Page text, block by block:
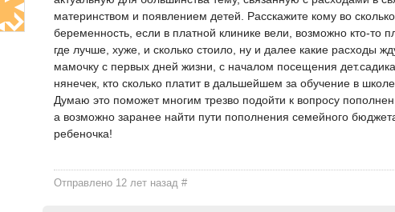
материнством и появлением детей. Расскажите кому во
беременность, если в платной клинике вели, возможно кто-то
где лучше, хуже, и сколько стоило, ну и далее какие расходы
мамочку с первых дней жизни, с началом посещения
нянечек, кто сколько платит в дальшейшем за обучение в
Думаю это поможет многим трезво подойти к вопросу
а возможно заранее найти пути пополнения семейного
ребеночка!
Отправлено 12 лет назад#